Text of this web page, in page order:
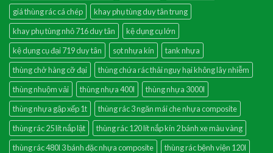
giá thùng rác cá chép
khay phụ tùng duy tân trung
khay phụ tùng nhỏ 716 duy tân
kệ dụng cụ lớn
kệ dụng cụ đại 719 duy tân
sọt nhựa kín
tank nhựa
thùng chở hàng cỡ đại
thùng chứa rác thải nguy hại không lây nhiễm
thùng nhuộm vải
thùng nhựa 400l
thùng nhựa 3000l
thùng nhựa gập xếp 1t
thùng rác 3 ngăn mái che nhựa composite
thùng rác 25 lít nắp lật
thùng rác 120 lít nắp kín 2 bánh xe màu vàng
thùng rác 480l 3 bánh đặc nhựa composite
thùng rác bệnh viện 120l